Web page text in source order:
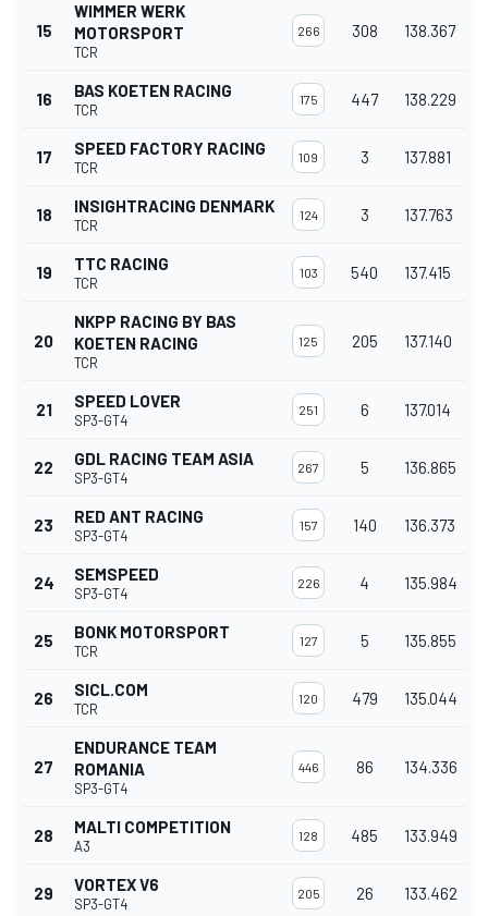
15
WIMMER WERK
MOTORSPORT
TCR
266 308 138.367
16 BAS KOETEN RACING
TCR
175 447 138.229
17 SPEED FACTORY RACING
TCR
109 3 137.881
18 INSIGHTRACING DENMARK
TCR
124 3 137.763
19 TTC RACING
TCR
103 540 137.415
20
NKPP RACING BY BAS
KOETEN RACING
TCR
125 205 137.140
21 SPEED LOVER
SP3-GT4
251 6 137.014
22 GDL RACING TEAM ASIA
SP3-GT4
267 5 136.865
23 RED ANT RACING
SP3-GT4
157 140 136.373
24 SEMSPEED
SP3-GT4
226 4 135.984
25 BONK MOTORSPORT
TCR
127 5 135.855
26 SICL.COM
TCR
120 479 135.044
27
ENDURANCE TEAM
ROMANIA
SP3-GT4
446 86 134.336
28 MALTI COMPETITION
A3
128 485 133.949
29 VORTEX V6
SP3-GT4
205 26 133.462